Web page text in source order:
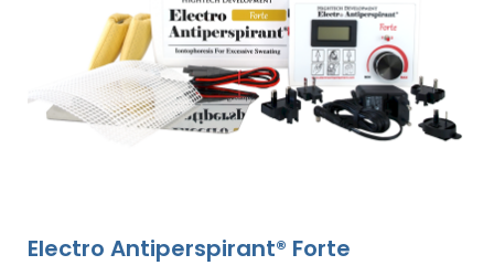
Electro Antiperspirant® Forte